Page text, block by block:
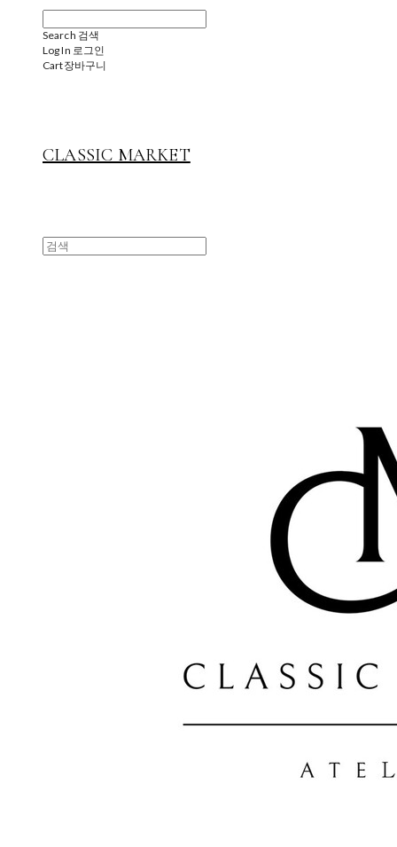
Search 검색
Log In 로그인
Cart장바구니
CLASSIC MARKET